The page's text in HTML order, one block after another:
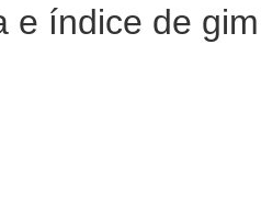
e índice de